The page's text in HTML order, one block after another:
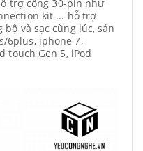
trợ cổng 30-pin như
kit ... hỗ trợ
và sạc cùng lúc, sản
6plus, iphone 7,
touch Gen 5, iPod